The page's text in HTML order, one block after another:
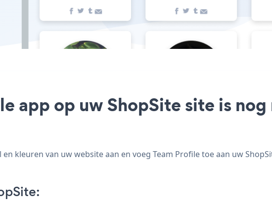
app op uw ShopSite site is
kleuren van uw website aan en voeg Team Profile toe aan uw